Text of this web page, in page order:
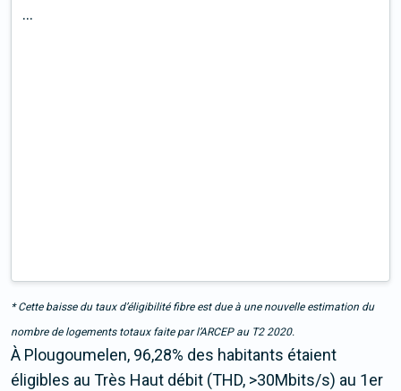
...
* Cette baisse du taux d’éligibilité fibre est due à une nouvelle estimation du
nombre de logements totaux faite par l’ARCEP au T2 2020.
À Plougoumelen, 96,28% des habitants étaient
éligibles au Très Haut débit (THD, >30Mbits/s) au 1er